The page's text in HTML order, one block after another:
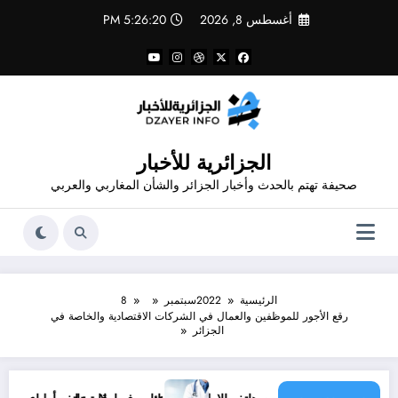
أغسطس 8, 2026 5:26:21 PM
الجزائرية للأخبار
صحيفة تهتم بالحدث وأخبار الجزائر والشأن المغاربي والعربي
الرئيسية 2022سبتمبر
8
رقع الأجور للموظفين والعمال في الشركات الاقتصادية والخاصة في
الجزائر